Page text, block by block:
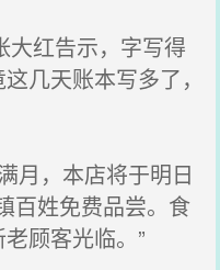
红告示，字写得
几天账本写多了，
月，本店将于明日
百姓免费品尝。食
顾客光临。”